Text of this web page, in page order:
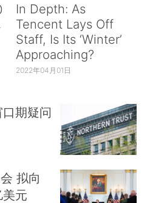
In Depth: As
Tencent Lays Off
Staff, Is Its ‘Winter’
Approaching?
2022年04月01日
期疑问
拟向
元